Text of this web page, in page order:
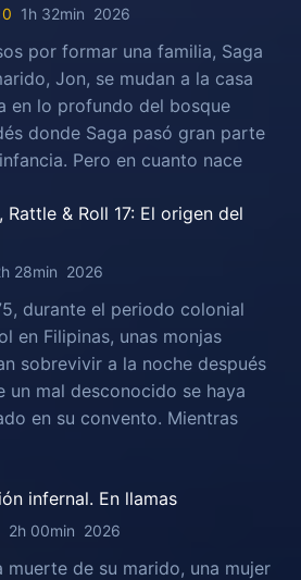
1h 32min 2026
por formar una familia, Saga
Jon, se mudan a la casa
en lo profundo del bosque
donde Saga pasó gran parte
Pero en cuanto nace
Rattle & Roll 17: El origen del
28min 2026
durante el periodo colonial
en Filipinas, unas monjas
sobrevivir a la noche después
un mal desconocido se haya
en su convento. Mientras
infernal. En llamas
2h 00min 2026
muerte de su marido, una mujer